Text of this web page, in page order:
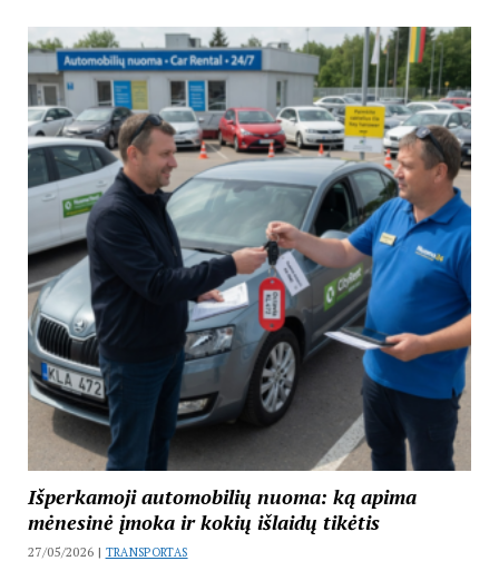
Išperkamoji automobilių nuoma: ką apima
mėnesinė įmoka ir kokių išlaidų tikėtis
27/05/2026 | TRANSPORTAS